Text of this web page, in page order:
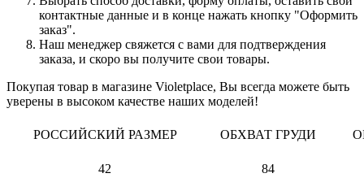
контактные данные и в конце нажать кнопку "Оформить
заказ".
Наш менеджер свяжется с вами для подтверждения
заказа, и скоро вы получите свои товары.
Покупая товар в магазине Violetplace, Вы всегда можете быть
уверены в высоком качестве наших моделей!
РОССИЙСКИЙ РАЗМЕР ОБХВАТ ГРУДИ
42
84